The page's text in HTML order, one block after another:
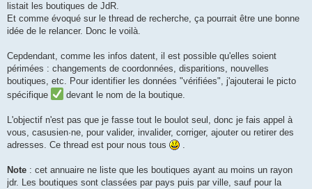
a
g
listait les boutiques de JdR.
Et comme évoqué sur le thread de recherche, ça pourrait être une bonne
idée de le relancer. Donc le voilà.
Cepdendant, comme les infos datent, il est possible qu'elles soient
périmées : changements de coordonnées, disparitions, nouvelles
boutiques, etc. Pour identifier les données "vérifiées", j'ajouterai le picto
spécifique
devant le nom de la boutique.
L'objectif n'est pas que je fasse tout le boulot seul, donc je fais appel à
vous, casusien·ne, pour valider, invalider, corriger, ajouter ou retirer des
adresses. Ce thread est pour nous tous
.
Note : cet annuaire ne liste que les boutiques ayant au moins un rayon
jdr. Les boutiques sont classées par pays puis par ville, sauf pour la